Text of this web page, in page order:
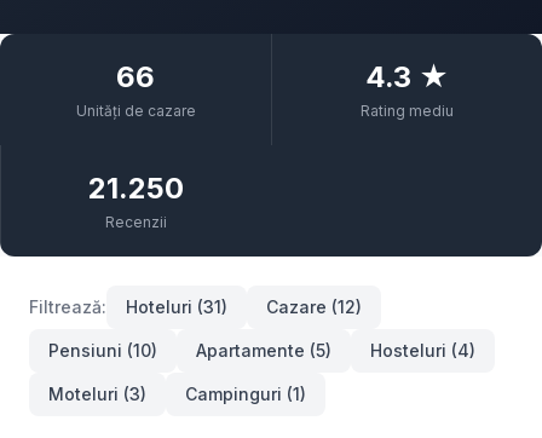
66
Unități de cazare
4.3 ★
Rating mediu
21.250
Recenzii
Filtrează: Hoteluri (31) Cazare (12)
Pensiuni (10) Apartamente (5) Hosteluri (4)
Moteluri (3) Campinguri (1)